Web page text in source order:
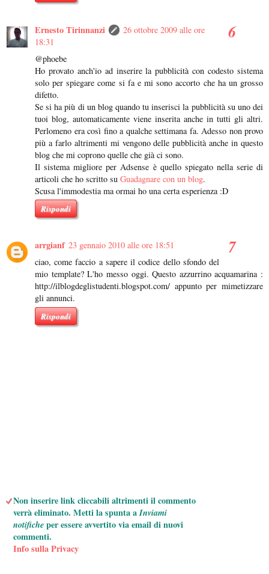
Ernesto Tirinnanzi
26 ottobre 2009 alle ore
18:31
@phoebe
Ho provato anch'io ad inserire la pubblicità con codesto sistema
solo per spiegare come si fa e mi sono accorto che ha un grosso
difetto.
Se si ha più di un blog quando tu inserisci la pubblicità su uno dei
tuoi blog, automaticamente viene inserita anche in tutti gli altri.
Perlomeno era così fino a qualche settimana fa. Adesso non provo
più a farlo altrimenti mi vengono delle pubblicità anche in questo
blog che mi coprono quelle che già ci sono.
Il sistema migliore per Adsense è quello spiegato nella serie di
articoli che ho scritto su Guadagnare con un blog.
Scusa l'immodestia ma ormai ho una certa esperienza :D
Rispondi
arrgianf 23 gennaio 2010 alle ore 18:51
ciao, come faccio a sapere il codice dello sfondo del
mio template? L'ho messo oggi. Questo azzurrino acquamarina :
http://ilblogdeglistudenti.blogspot.com/ appunto per mimetizzare
gli annunci.
Rispondi
Non inserire link cliccabili altrimenti il commento
verrà eliminato. Metti la spunta aInviami
notificheper essere avvertito via email di nuovi
commenti.
Info sulla Privacy